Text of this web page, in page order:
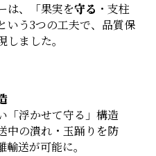
は、「果実を守る ・支柱
いう3つの工夫で、品質保
ました。
「浮かせて守る」構造
中の潰れ・玉踊りを防
送が可能に。